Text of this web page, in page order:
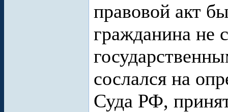
правовой акт
гражданина не
сослался на
Суда РФ,